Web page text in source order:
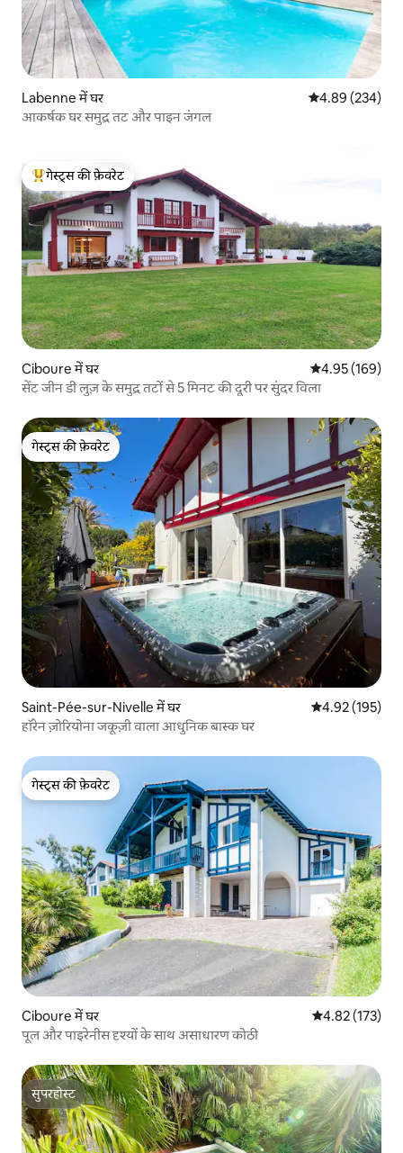
Labenne में घर औसत रेटिंग 5 में से
4.89 (234)
आकर्षक घर समुद्र तट और पाइन जंगल
गेस्ट्स का टॉप फ़ेवरेट
गेस्ट्स की फ़ेवरेट
Ciboure में घर औसत रेटिंग 5 में से
4.95 (169)
सेंट जीन डी लुज़ के समुद्र तटों से 5 मिनट की दूरी पर सुंदर विला
गेस्ट्स की फ़ेवरेट
गेस्ट्स की फ़ेवरेट
Saint-Pée-sur-Nivelle में घर औसत रेटिंग 5 में से
4.92 (195)
हॉरेन ज़ोरियोना जकूज़ी वाला आधुनिक बास्क घर
गेस्ट्स की फ़ेवरेट
गेस्ट्स की फ़ेवरेट
Ciboure में घर औसत रेटिंग 5 में से
4.82 (173)
पूल और पाइरेनीस दृश्यों के साथ असाधारण कोठी
सुपरहोस्ट
सुपरहोस्ट